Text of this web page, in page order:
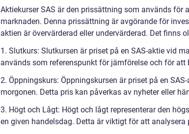
Aktiekurser SAS är den prissättning som används för
marknaden. Denna prissättning är avgörande för
aktien är övervärderad eller undervärderad. Det finns
1. Slutkurs: Slutkursen är priset på en SAS-aktie vid
används som referenspunkt för jämförelse och för att
2. Öppningskurs: Öppningskursen är priset på en
morgonen. Detta pris kan påverkas av nyheter eller
3. Högt och Lågt: Högt och lågt representerar den
en given handelsdag. Detta är viktigt för att